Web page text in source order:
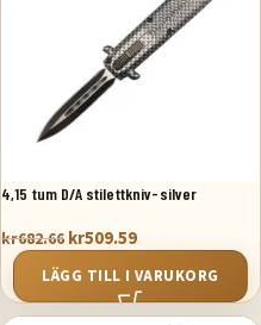
4,15 tum D/A stilettkniv-silver
kr682.66 kr509.59
LÄGG TILL I VARUKORG